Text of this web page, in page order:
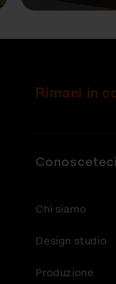
Rimani in
Conosceteci
Chi siamo
Design studio
Produzione